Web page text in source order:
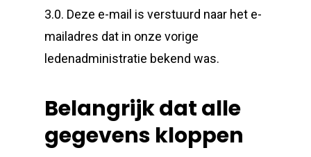
3.0. Deze e-mail is verstuurd naar het e-
mailadres dat in onze vorige
ledenadministratie bekend was.
Belangrijk dat alle
gegevens kloppen